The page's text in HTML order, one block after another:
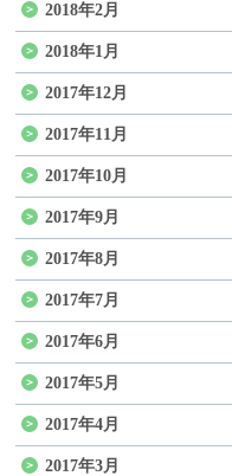
2018年2月
2018年1月
2017年12月
2017年11月
2017年10月
2017年9月
2017年8月
2017年7月
2017年6月
2017年5月
2017年4月
2017年3月